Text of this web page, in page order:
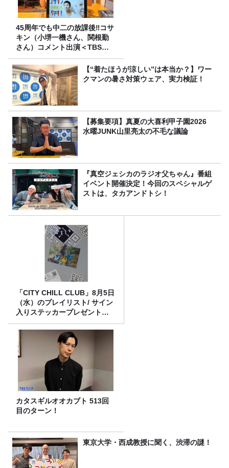
45周年でも中二の放課後‼コサ
キン（小堺一機さん、関根勤
さん）コメント出演＜TBSラ
ジオ番組審議会からのご報告
＞
【“着たほうが涼しい”は本当か？】ワー
クマンの暑さ対策ウェア、実力検証！
【募集要項】真夏の大喜利甲子園2026
水曜JUNK山里亮太の不毛な議論
『真空ジェシカのラジオ父ちゃん』番組
イベント開催決定！今回のスペシャルゲ
ストは、タカアンドトシ！
「CITY CHILL CLUB」8月5日
（水）のプレイリスト/ サイン
入りステッカープレゼント有
り
カタスギルオオカブト 513回
目のターン！
東京大学・西成教授に聞く、渋滞の謎！